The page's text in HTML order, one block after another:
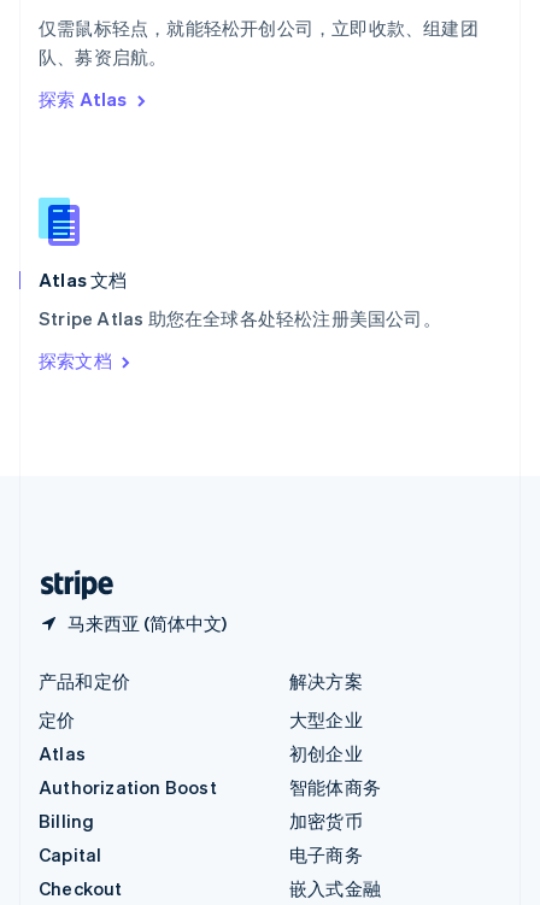
仅需鼠标轻点，就能轻松开创公司，立即收款、组建团
队、募资启航。
探索 Atlas
Atlas 文档
Stripe Atlas 助您在全球各处轻松注册美国公司。
探索文档
马来西亚 (简体中文)
ไทยEnglish
希腊
English
西班牙
新西兰
English
匈牙利
English
ItalianoEnglish
印度
English
产品和定价
定价
Atlas
Authorization Boost
Billing
Capital
Checkout
解决方案
大型企业
初创企业
智能体商务
加密货币
电子商务
嵌入式金融